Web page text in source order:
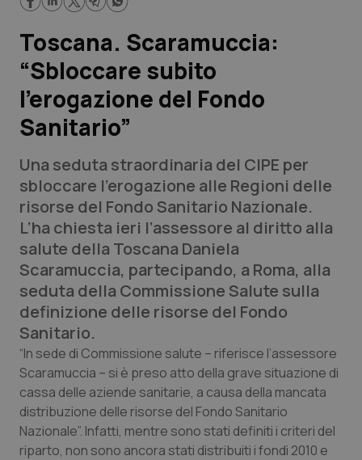
Lavoro e Professioni
Scienza e Farmaci
Studi e Analisi
Lettere al direttore
Edizioni Regionali
QS Pro
Professionisti Sanitari.AI
Abruzzo
Basilicata
Calabria
Campania
QS Pro Gold
Artrite & artrosi
Asma & BPCO
Car-T
QS Club Newsletter
Toscana. Scaramuccia:
“Sbloccare subito
l’erogazione del Fondo
Sanitario”
Una seduta straordinaria del CIPE per
sbloccare l’erogazione alle Regioni delle
risorse del Fondo Sanitario Nazionale.
L’ha chiesta ieri l’assessore al diritto alla
salute della Toscana Daniela
Scaramuccia, partecipando, a Roma, alla
seduta della Commissione Salute sulla
definizione delle risorse del Fondo
Sanitario.
“In sede di Commissione salute – riferisce l’assessore
Scaramuccia – si è preso atto della grave situazione di
cassa delle aziende sanitarie, a causa della mancata
distribuzione delle risorse del Fondo Sanitario
Nazionale”. Infatti, mentre sono stati definiti i criteri del
riparto, non sono ancora stati distribuiti i fondi 2010 e